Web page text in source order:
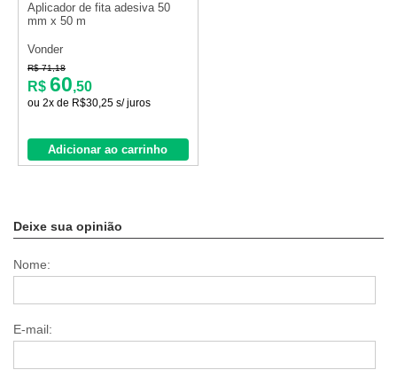
Aplicador de fita adesiva 50
mm x 50 m
Vonder
R$ 71,18
R$ 60,50
ou 2x de R$30,25 s/ juros
Adicionar ao carrinho
Deixe sua opinião
Nome:
E-mail: